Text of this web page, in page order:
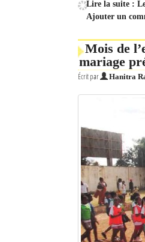
Connexion
Identifiant oublié ?
Mot de passe oublié ?
Lire la suite :
Ajouter un
Mois de
mariage
Écrit par Hanitra